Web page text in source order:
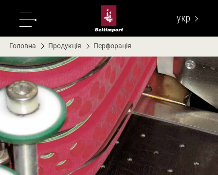
укр
Головна Продукція Перфорація